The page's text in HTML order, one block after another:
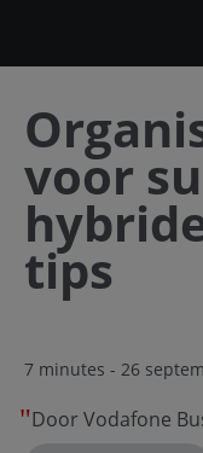
voor
tips
7 minutes - 26
Door Vodafone